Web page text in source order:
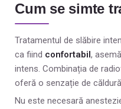
Cum se simte
Tratamentul de slăbire
ca fiind confortabil,
intens. Combinația de
oferă o senzație de
Nu este necesară